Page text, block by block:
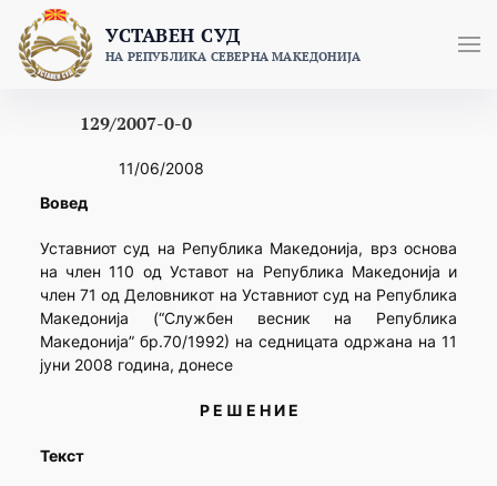
content
УСТАВЕН СУД
НА РЕПУБЛИКА СЕВЕРНА МАКЕДОНИЈА
129/2007-0-0
11/06/2008
Вовед
Уставниот суд на Република Македонија, врз основа
на член 110 од Уставот на Република Македонија и
член 71 од Деловникот на Уставниот суд на Република
Македонија (“Службен весник на Република
Македонија” бр.70/1992) на седницата одржана на 11
јуни 2008 година, донесе
Р Е Ш Е Н И Е
Текст